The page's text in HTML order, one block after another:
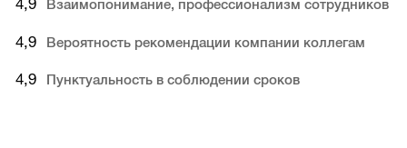
4,9 Взаимопонимание, профессионализм сотрудников
4,9 Вероятность рекомендации компании коллегам
4,9 Пунктуальность в соблюдении сроков